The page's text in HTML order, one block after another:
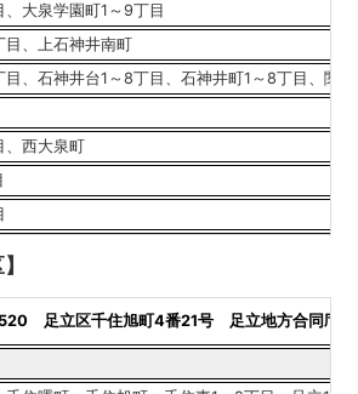
、大泉学園町1～9丁目
目、上石神井南町
目、石神井台1～8丁目、石神井町1～8丁目、関
、西大泉町
足立区千住旭町4番21号 足立地方合同庁